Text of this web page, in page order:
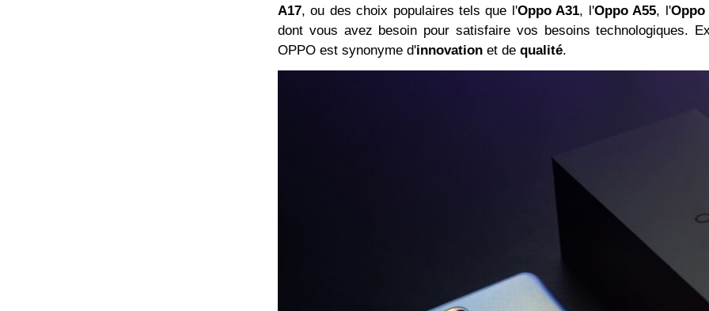
A17, ou des choix populaires tels que l'Oppo A31, l'Oppo A55, l'Oppo
dont vous avez besoin pour satisfaire vos besoins technologiques.
OPPO est synonyme d'innovation et de qualité.